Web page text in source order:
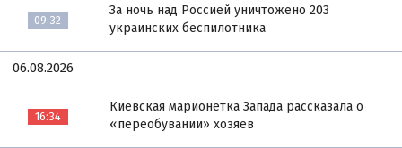
09:32
За ночь над Россией уничтожено 203
украинских беспилотника
06.08.2026
16:34
Киевская марионетка Запада рассказала о
«переобувании» хозяев